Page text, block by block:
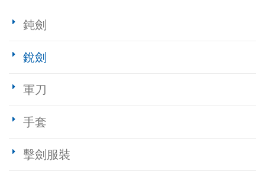
鈍劍
銳劍
軍刀
手套
擊劍服裝